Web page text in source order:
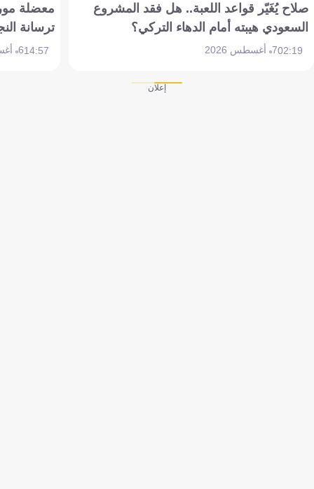
صلاح يُغَيّر قواعد اللعبة.. هل فقد المشروع
السعودي هيبته أمام الدهاء التركي؟
02:197 أغسطس 2026
معضلة
ترسانة
14:576 أغسطس 2026
إعلان